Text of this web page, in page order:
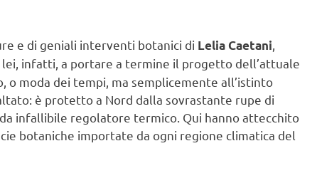
e di geniali interventi botanici di Lelia Caetani
lei, infatti, a portare a termine il progetto dell’attuale
o moda dei tempi, ma semplicemente all’istinto
è protetto a Nord dalla sovrastante rupe di
infallibile regolatore termico. Qui hanno attecchito
botaniche importate da ogni regione climatica del